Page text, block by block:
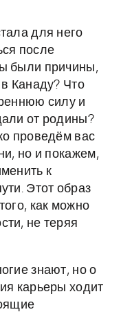
для него
после
были причины,
Канаду? Что
силу и
от родины?
проведём вас
но и покажем,
к
Этот образ
как можно
не теряя
знают, но о
карьеры ходит